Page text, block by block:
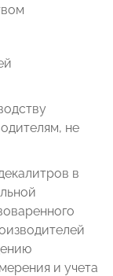
не
в
и учета